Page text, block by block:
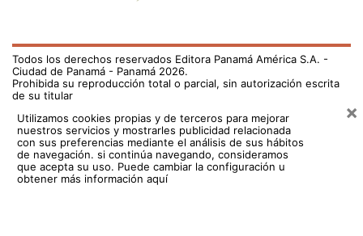
Todos los derechos reservados Editora Panamá América S.A. -
Ciudad de Panamá - Panamá 2026.
Prohibida su reproducción total o parcial, sin autorización escrita
de su titular
Utilizamos cookies propias y de terceros para mejorar
nuestros servicios y mostrarles publicidad relacionada
con sus preferencias mediante el análisis de sus hábitos
de navegación. si continúa navegando, consideramos
que acepta su uso. Puede cambiar la configuración u
obtener más información aquí
×